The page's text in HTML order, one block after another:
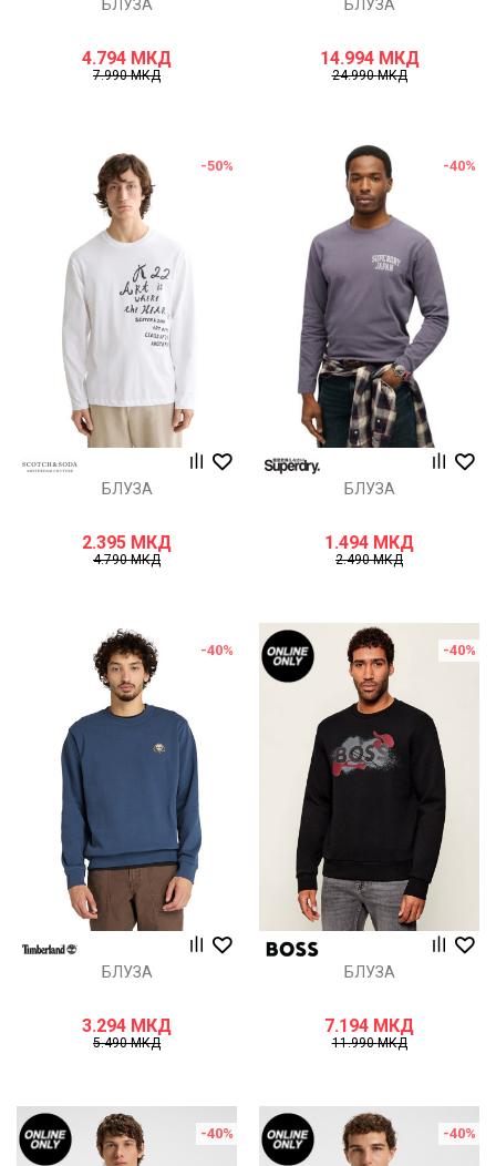
БЛУЗА
4.794 МКД
7.990МКД
БЛУЗА
14.994 МКД
24.990МКД
-50%
БЛУЗА
2.395 МКД
4.790МКД
-40%
БЛУЗА
1.494 МКД
2.490МКД
-40%
БЛУЗА
3.294 МКД
5.490МКД
-40%
БЛУЗА
7.194 МКД
11.990МКД
-40% -40%